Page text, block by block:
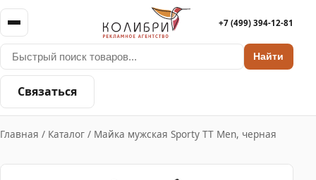
Найти
+7 (499) 394-12-81
Связаться
Главная / Каталог / Майка мужская Sporty TT Men, черная